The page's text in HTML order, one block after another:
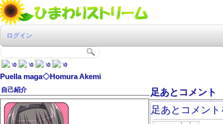
ログイン
\0 \0 \0 \0
Puella maga◇Homura Akemi
自己紹介 足あとコメント
足あとコメン